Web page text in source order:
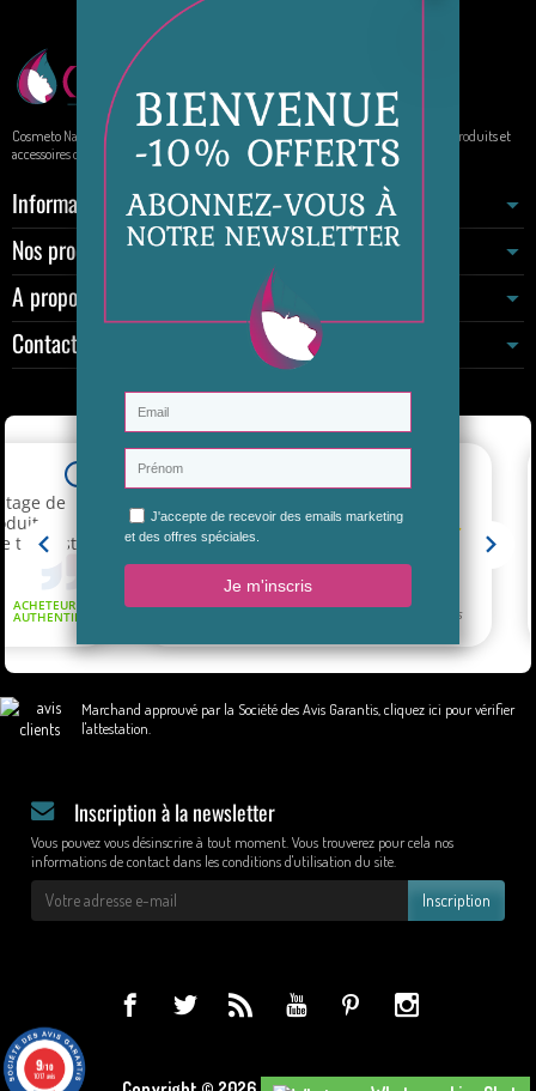
Cosmeto Nature, votre boutique de beauté au naturel. Elle propose à la vente des produits et
accessoires de beauté sur internet.
Informations
Nos produits
A propos
Contactez-nous
Marchand approuvé par la Société des Avis Garantis, cliquez ici pour vérifier
l'attestation
Inscription à la newsletter
Vous pouvez vous désinscrire à tout moment. Vous trouverez pour cela nos
informations de contact dans les conditions d'utilisation du site.
Inscription
9/10
1017 avis